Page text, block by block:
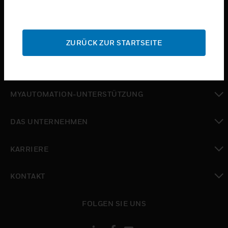
toggle view
toggle view
MYAUTOMATION-UNTERSTÜTZUNG
DAS UNTERNEHMEN
KARRIERE
KONTAKT
FOLGEN SIE UNS
ZURÜCK ZUR STARTSEITE